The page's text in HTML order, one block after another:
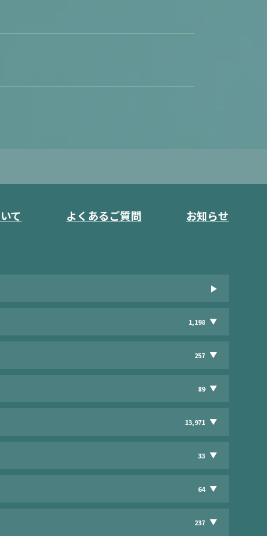
て よくあるご質問 お知らせ
1,198
257
89
13,971
33
64
237